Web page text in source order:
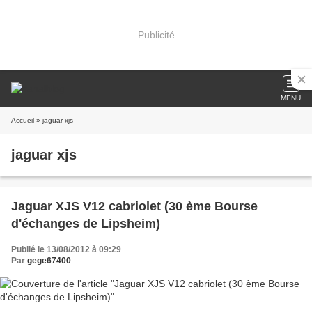
Publicité
MENU
Accueil » jaguar xjs
jaguar xjs
Jaguar XJS V12 cabriolet (30 ème Bourse
d'échanges de Lipsheim)
Publié le 13/08/2012 à 09:29
Par gege67400